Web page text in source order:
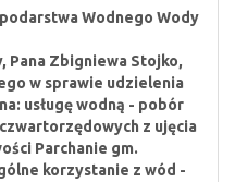
Wodnego Wody
Pana Zbigniewa Stojko,
w sprawie udzielenia
usługę wodną - pobór
z ujęcia
Parchanie gm.
korzystanie z wód -